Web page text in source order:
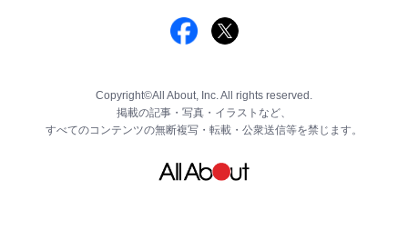
Copyright©All About, Inc. All rights reserved.
掲載の記事・写真・イラストなど、
すべてのコンテンツの無断複写・転載・公衆送信等を禁じます。